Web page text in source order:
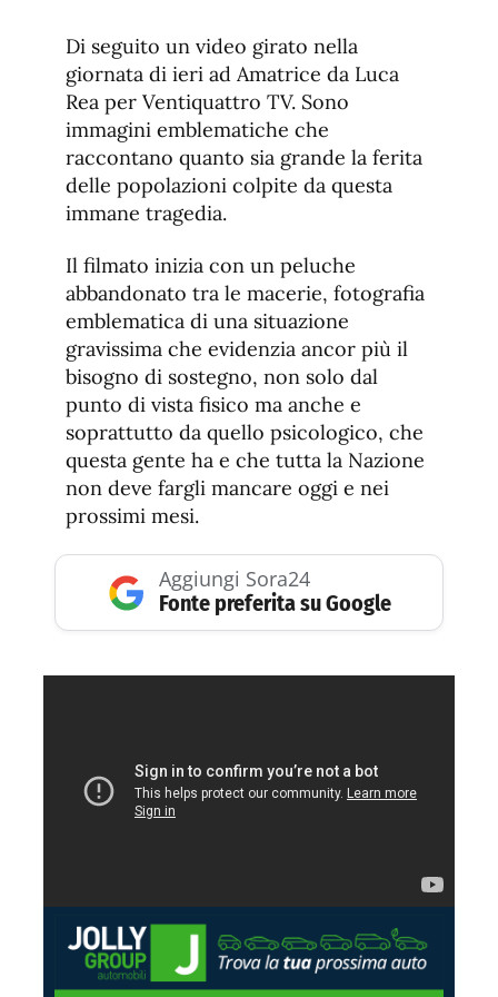
de
fuente
de
fuente.
Di seguito un video girato nella
giornata di ieri ad Amatrice da Luca
Rea per Ventiquattro TV. Sono
immagini emblematiche che
raccontano quanto sia grande la ferita
delle popolazioni colpite da questa
immane tragedia.
Il filmato inizia con un peluche
abbandonato tra le macerie, fotografia
emblematica di una situazione
gravissima che evidenzia ancor più il
bisogno di sostegno, non solo dal
punto di vista fisico ma anche e
soprattutto da quello psicologico, che
questa gente ha e che tutta la Nazione
non deve fargli mancare oggi e nei
prossimi mesi.
Aggiungi Sora24
Fonte preferita su Google